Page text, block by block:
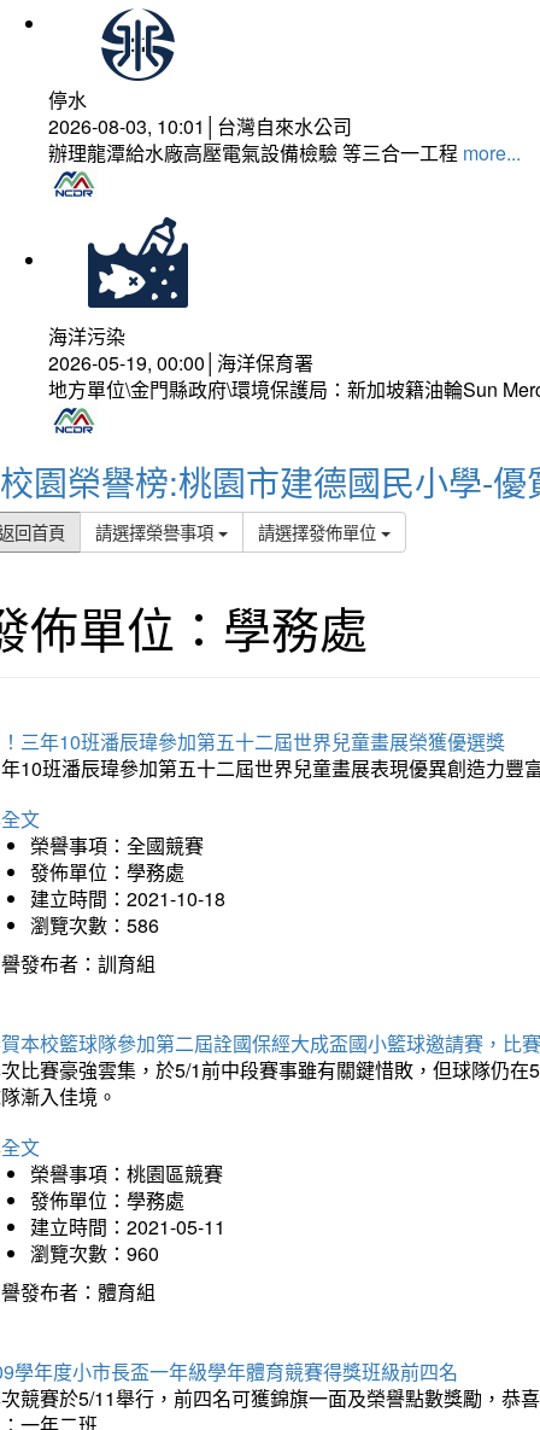
停水
2026-08-03, 10:01│台灣自來水公司
辦理龍潭給水廠高壓電氣設備檢驗 等三合一工程 more...
海洋污染
2026-05-19, 00:00│海洋保育署
地方單位\金門縣政府\環境保護局：新加坡籍油輪Sun
校園榮譽榜:桃園市建德國民小學-優
回首頁 請選擇榮譽事項 請選擇發佈單位
佈單位：學務處
三年10班潘辰瑋參加第五十二屆世界兒童畫展榮獲優選獎
10班潘辰瑋參加第五十二屆世界兒童畫展表現優異創造力豐
文
榮譽事項：全國競賽
發佈單位：學務處
建立時間：2021-10-18
瀏覽次數：586
發布者：訓育組
本校籃球隊參加第二屆詮國保經大成盃國小籃球邀請賽，比
比賽豪強雲集，於5/1前中段賽事雖有關鍵惜敗，但球隊仍
漸入佳境。
文
榮譽事項：桃園區競賽
發佈單位：學務處
建立時間：2021-05-11
瀏覽次數：960
發布者：體育組
學年度小市長盃一年級學年體育競賽得獎班級前四名
競賽於5/11舉行，前四名可獲錦旗一面及榮譽點數獎勵，恭